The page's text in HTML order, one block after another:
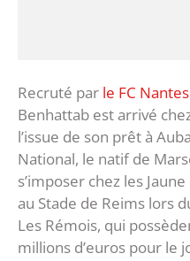
Recruté par le FC Nantes
Benhattab est arrivé
l’issue de son prêt à
National, le natif de
s’imposer chez les
au Stade de Reims lors
Les Rémois, qui
millions d’euros pour le